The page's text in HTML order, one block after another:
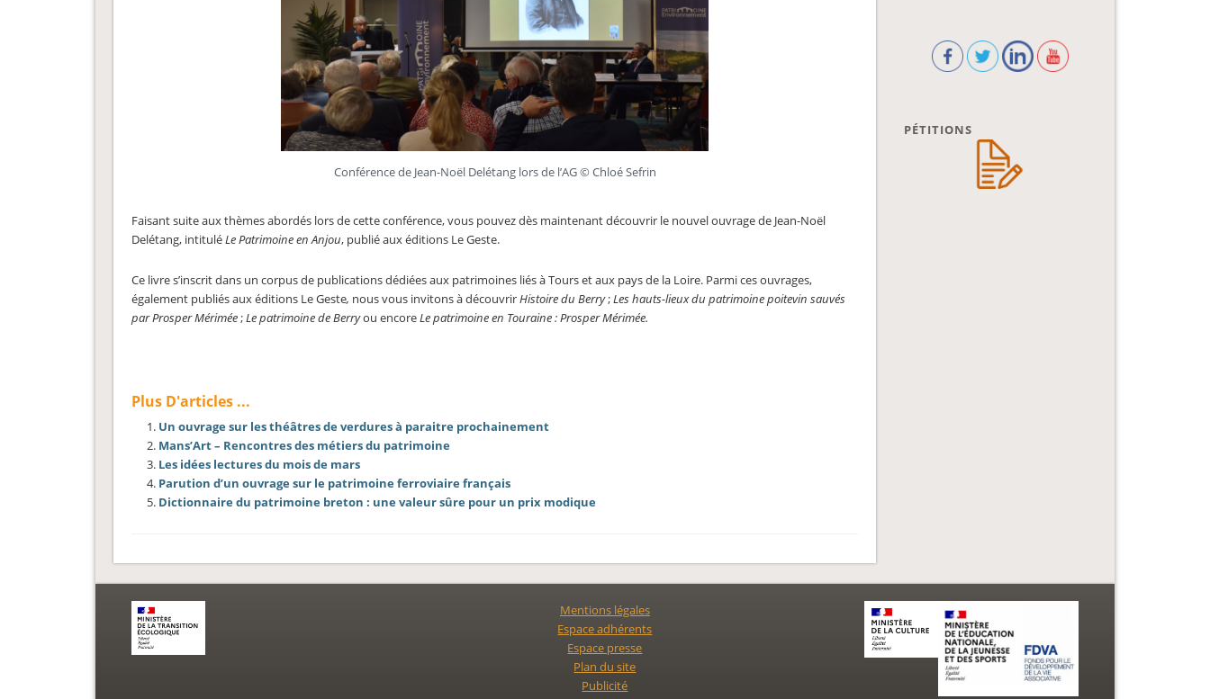
Conférence de Jean-Noël Delétang lors de l’AG © Chloé Sefrin
Faisant suite aux thèmes abordés lors de cette conférence, vous pouvez dès maintenant découvrir le nouvel ouvrage de Jean-Noël
Delétang, intituléLe Patrimoine en Anjou, publié aux éditions Le Geste.
Ce livre s’inscrit dans un corpus de publications dédiées aux patrimoines liés à Tours et aux pays de la Loire. Parmi ces ouvrages,
également publiés aux éditions Le Geste, nous vous invitons à découvrirHistoire du Berry;Les hauts-lieux du patrimoine poitevin sauvés
par Prosper Mérimée;Le patrimoine de Berryou encoreLe patrimoine en Touraine : Prosper Mérimée.
Plus D'articles ...
Un ouvrage sur les théâtres de verdures à paraitre prochainement
Mans’Art – Rencontres des métiers du patrimoine
Les idées lectures du mois de mars
Parution d’un ouvrage sur le patrimoine ferroviaire français
Dictionnaire du patrimoine breton : une valeur sûre pour un prix modique
PÉTITIONS
Mentions légales
Espace adhérents
Espace presse
Plan du site
Publicité